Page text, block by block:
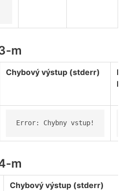
m
Chybový výstup (stderr)
Error: Chybny vstup!
m
Chybový výstup (stderr)